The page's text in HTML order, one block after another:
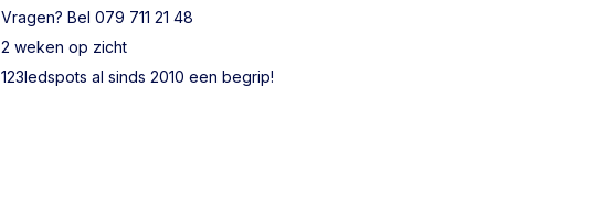
Vragen? Bel 079 711 21 48
2 weken op zicht
123ledspots al sinds 2010 een begrip!